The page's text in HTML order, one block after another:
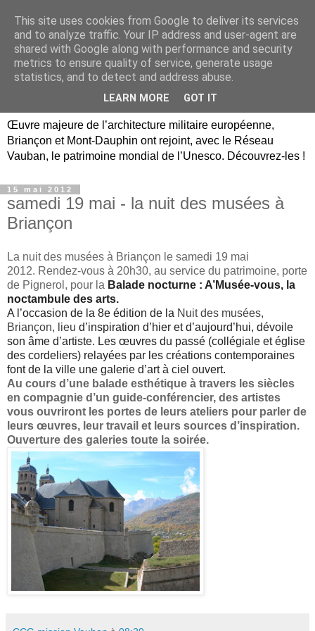
Briançon, Mont-Dauphin,
Vauban Unesco Hautes-
Œuvre majeure de l’architecture militaire européenne,
Briançon et Mont-Dauphin ont rejoint, avec le Réseau
Vauban, le patrimoine mondial de l’Unesco. Découvrez-les !
15 mai 2012
samedi 19 mai - la nuit des musées à
Briançon
La nuit des musées à Briançon le samedi 19 mai
2012. Rendez-vous à 20h30, au service du patrimoine, porte
de Pignerol, pour la Balade nocturne : A’Musée-vous, la
noctambule des arts.
A l’occasion de la 8e édition de la Nuit des musées,
Briançon, lieu d’inspiration d’hier et d’aujourd’hui, dévoile
son âme d’artiste. Les œuvres du passé (collégiale et église
des cordeliers) relayées par les créations contemporaines
font de la ville une galerie d’art à ciel ouvert.
Au cours d’une balade esthétique à travers les siècles
en compagnie d’un guide-conférencier, des artistes
vous ouvriront les portes de leurs ateliers pour parler de
leurs œuvres, leur travail et leurs sources d’inspiration.
Ouverture des galeries toute la soirée.
This site uses cookies from Google to deliver its services
and to analyze traffic. Your IP address and user-agent are
shared with Google along with performance and security
metrics to ensure quality of service, generate usage
statistics, and to detect and address abuse.
LEARN MORE GOT IT